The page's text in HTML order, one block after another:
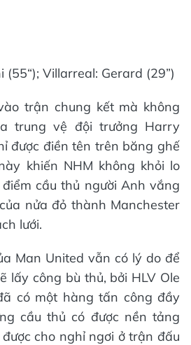
(55“); Villarreal: Gerard (29”)
trận chung kết mà không
trung vệ đội trưởng Harry
được điền tên trên băng ghế
khiến NHM không khỏi lo
cầu thủ người Anh vắng
nửa đỏ thành Manchester
lưới.
Man United vẫn có lý do để
lấy công bù thủ, bởi HLV Ole
có một hàng tấn công đầy
cầu thủ có được nền tảng
cho nghỉ ngơi ở trận đấu